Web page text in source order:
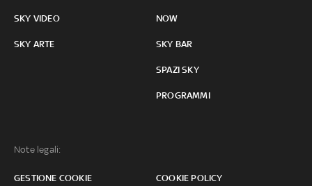
SKY VIDEO
SKY ARTE
NOW
SKY BAR
SPAZI SKY
PROGRAMMI
Note legali:
GESTIONE COOKIE COOKIE POLICY